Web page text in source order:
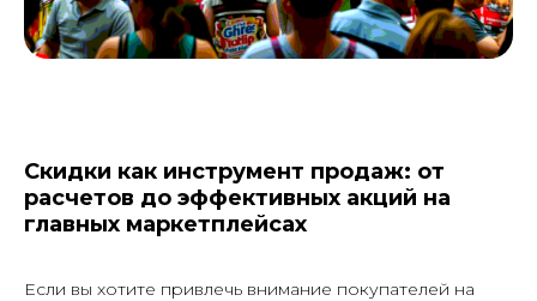
Скидки как инструмент продаж: от
расчетов до эффективных акций на
главных маркетплейсах
Если вы хотите привлечь внимание покупателей на